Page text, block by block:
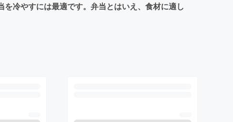
冷やすには最適です。弁当とはいえ、食材に適し